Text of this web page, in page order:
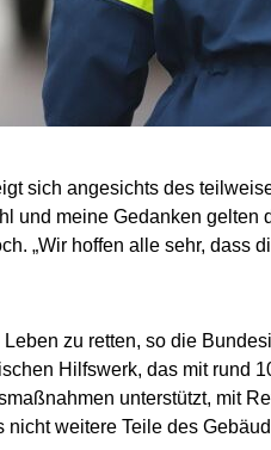
sich angesichts des
und meine Gedanken gelten
„Wir hoffen alle sehr, dass
zu retten, so die
Hilfswerk, das mit rund
unterstützt, mit
weitere Teile des